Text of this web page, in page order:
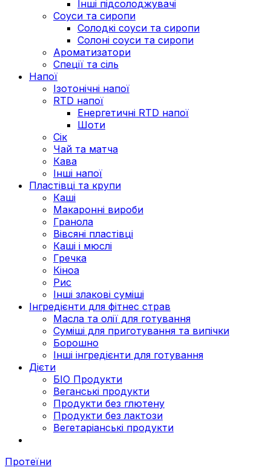
Інші підсолоджувачі
Соуси та сиропи
Солодкі соуси та сиропи
Солоні соуси та сиропи
Ароматизатори
Спеції та сіль
Напої
Ізотонічні напої
RTD напої
Енергетичні RTD напої
Шоти
Сік
Чай та матча
Кава
Інші напої
Пластівці та крупи
Каші
Макаронні вироби
Гранола
Вівсяні пластівці
Каші і мюслі
Гречка
Кіноа
Рис
Інші злакові суміші
Інгредієнти для фітнес страв
Масла та олії для готування
Суміші для приготування та випічки
Борошно
Інші інгредієнти для готування
Дієти
БІО Продукти
Веганські продукти
Продукти без глютену
Продукти без лактози
Вегетаріанські продукти
Протеїни